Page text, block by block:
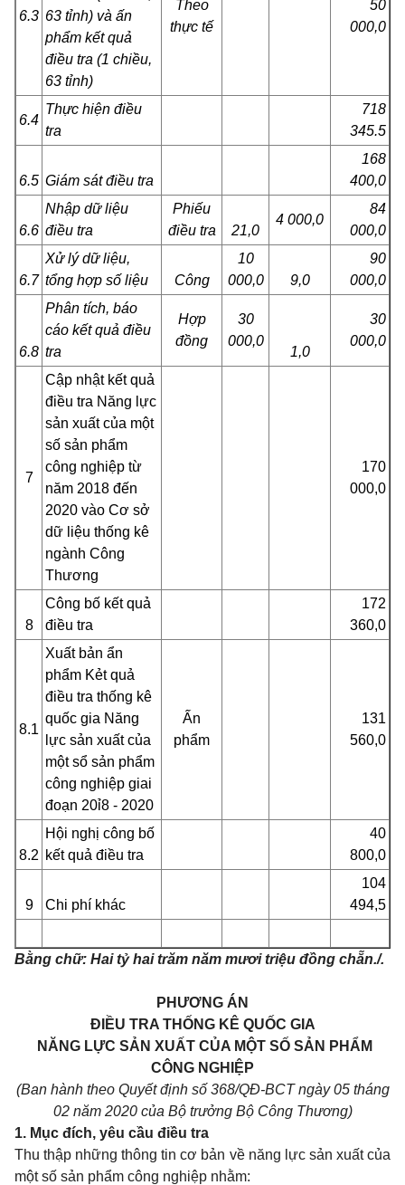
6.3 63 tỉnh) và ấn
phẩm kết quả
điều tra (1 chiều,
63 tỉnh)
Theo
thực tế
50
000,0
6.4
Thực hiện điều
tra
718
345.5
6.5 Giám sát điều tra
168
400,0
6.6
Nhập dữ liệu
điều tra
Phiếu
điều tra
21,0
4 000,0
84
000,0
6.7
Xử lý dữ liệu,
tổng hợp số liệu
Công
10
000,0
9,0
90
000,0
6.8
Phân tích, báo
cáo kết quả điều
tra
Hợp
đồng
30
000,0
1,0
30
000,0
7
Cập nhật kết quả
điều tra Năng lực
sản xuất của một
số sản phẩm
công nghiệp từ
năm 2018 đến
2020 vào Cơ sở
dữ liệu thống kê
ngành Công
Thương
170
000,0
8
Công bố kết quả
điều tra
172
360,0
8.1
Xuất bản ẩn
phẩm Kẻt quả
điều tra thống kê
quốc gia Năng
lực sản xuất của
một sổ sản phẩm
công nghiệp giai
đoạn 20ỉ8 - 2020
Ấn
phẩm
131
560,0
8.2
Hội nghị công bố
kết quả điều tra
40
800,0
9 Chi phí khác
104
494,5
Bằng chữ: Hai tỷ hai trăm năm mươi triệu đồng chẵn./.
PHƯƠNG ÁN
ĐIỀU TRA THỐNG KÊ QUỐC GIA
NĂNG LỰC SẢN XUẤT CỦA MỘT SỐ SẢN PHẨM
CÔNG NGHIỆP
(Ban hành theo Quyết định số 368/QĐ-BCT ngày 05 tháng
02 năm 2020 của Bộ trưởng Bộ Công Thương)
1. Mục đích, yêu cầu điều tra
Thu thập những thông tin cơ bản về năng lực sản xuất của
một số sản phẩm công nghiệp nhằm: